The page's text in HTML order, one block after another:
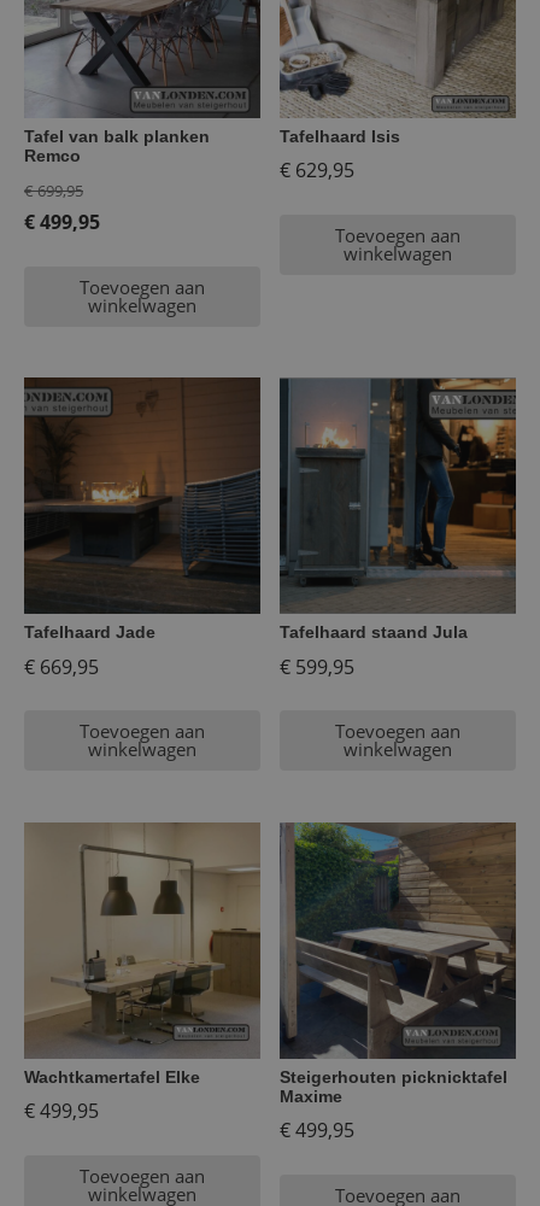
Tafel van balk planken
Remco
€699,95Oorspronkelijke
prijs
€ 699,95.
€499,95
Toevoegen aan
winkelwagen
Tafelhaard Isis
€ 629,95
Toevoegen aan
winkelwagen
Tafelhaard Jade
€ 669,95
Toevoegen aan
winkelwagen
Tafelhaard staand Jula
€ 599,95
Toevoegen aan
winkelwagen
Wachtkamertafel Elke
€499,95
Toevoegen aan
winkelwagen
Steigerhouten picknicktafel
Maxime
€499,95
Toevoegen aan